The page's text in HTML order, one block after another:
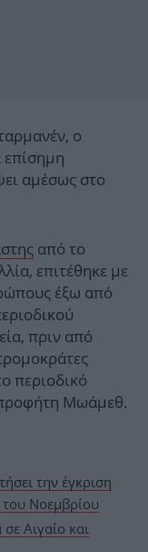
ο
επίσημη
αμέσως στο
από το
επιτέθηκε με
έξω από
πριν από
περιοδικό
προφήτη Μωάμεθ.
την έγκριση
Νοεμβρίου
Αιγαίο και